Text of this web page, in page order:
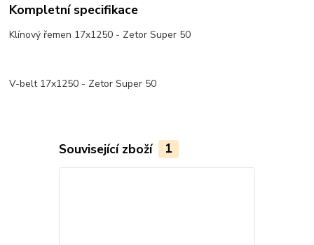
Kompletní specifikace
Klínový řemen 17x1250 - Zetor Super 50
V-belt 17x1250 - Zetor Super 50
Související zboží 1